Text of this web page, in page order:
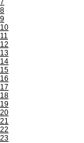
7
8
9
10
11
12
13
14
15
16
17
18
19
20
21
22
23